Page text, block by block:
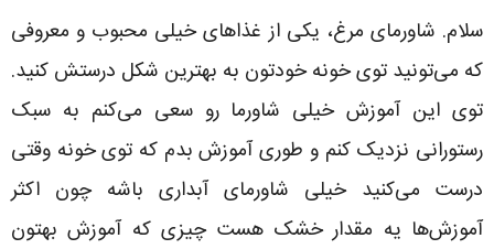
سلام. شاورمای مرغ، یکی از غذاهای خیلی محبوب و معروفی
که می‌تونید توی خونه خودتون به بهترین شکل درستش کنید.
توی این آموزش خیلی شاورما رو سعی می‌کنم به سبک
رستورانی نزدیک کنم و طوری آموزش بدم که توی خونه وقتی
درست می‌کنید خیلی شاورمای آبداری باشه چون اکثر
آموزش‌ها یه مقدار خشک هست چیزی که آموزش بهتون